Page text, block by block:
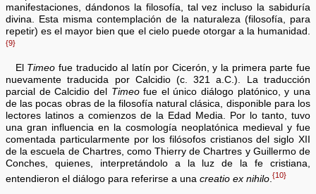
manifestaciones, dándonos la filosofía, tal vez incluso la sabiduría
divina. Esta misma contemplación de la naturaleza (filosofía, para
repetir) es el mayor bien que el cielo puede otorgar a la humanidad.
{9}
El Timeo fue traducido al latín por Cicerón, y la primera parte fue
nuevamente traducida por Calcidio (c. 321 a.C.). La traducción
parcial de Calcidio del Timeofue el único diálogo platónico, y una
de las pocas obras de la filosofía natural clásica, disponible para los
lectores latinos a comienzos de la Edad Media. Por lo tanto, tuvo
una gran influencia en la cosmología neoplatónica medieval y fue
comentada particularmente por los filósofos cristianos del siglo XII
de la escuela de Chartres, como Thierry de Chartres y Guillermo de
Conches, quienes, interpretándolo a la luz de la fe cristiana,
entendieron el diálogo para referirse a unacreatio ex nihilo .{10}